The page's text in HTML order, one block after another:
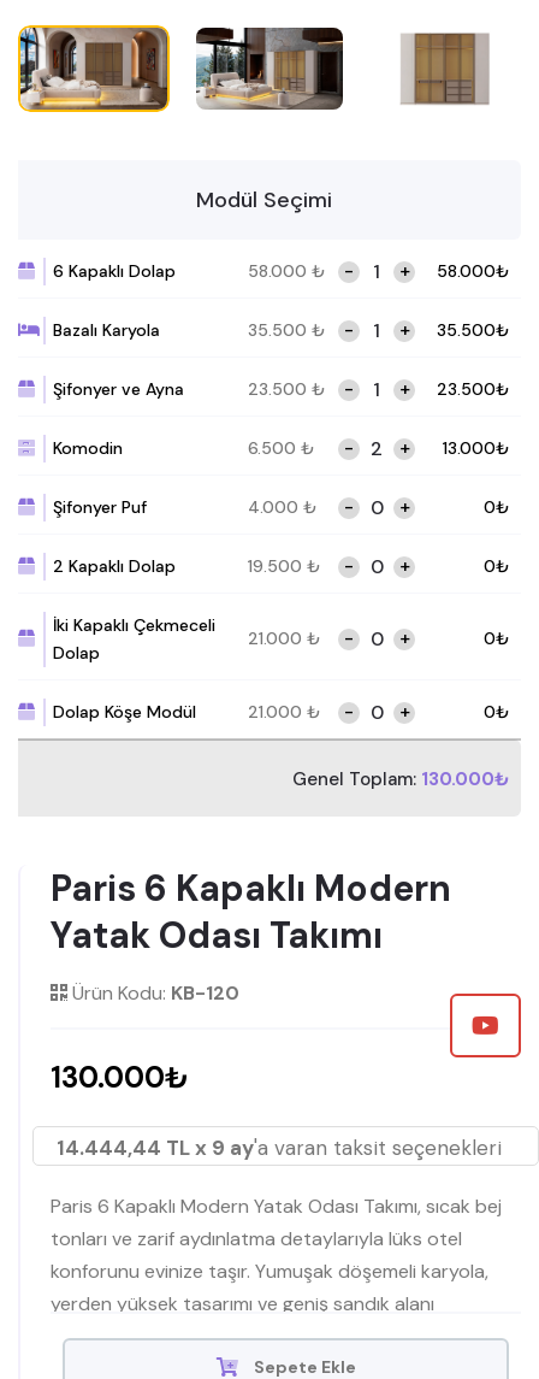
Modül Seçimi
6 Kapaklı Dolap 58.000 ₺ - + 58.000₺
Bazalı Karyola 35.500 ₺ - + 35.500₺
Şifonyer ve Ayna 23.500 ₺ - + 23.500₺
Komodin 6.500 ₺ - + 13.000₺
Şifonyer Puf 4.000 ₺ - + 0₺
2 Kapaklı Dolap 19.500 ₺ - + 0₺
İki Kapaklı Çekmeceli
Dolap
21.000 ₺ - + 0₺
Dolap Köşe Modül 21.000 ₺ - + 0₺
Genel Toplam: 130.000₺
Paris 6 Kapaklı Modern
Yatak Odası Takımı
Ürün Kodu: KB-120
130.000₺
14.444,44 TL x 9 ay'a varan taksit seçenekleri
Paris 6 Kapaklı Modern Yatak Odası Takımı, sıcak bej
tonları ve zarif aydınlatma detaylarıyla lüks otel
konforunu evinize taşır. Yumuşak döşemeli karyola,
yerden yüksek tasarımı ve geniş sandık alanı
sayesinde hem şık hem de son derece fonksiyoneldir.
Taban boyunca uzanan LED ışık şeridi, gece
Sepete Ekle